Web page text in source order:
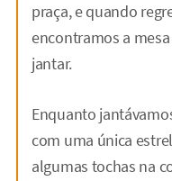
praça, e quando
encontramos a
jantar.
Enquanto
com uma única
algumas tochas na